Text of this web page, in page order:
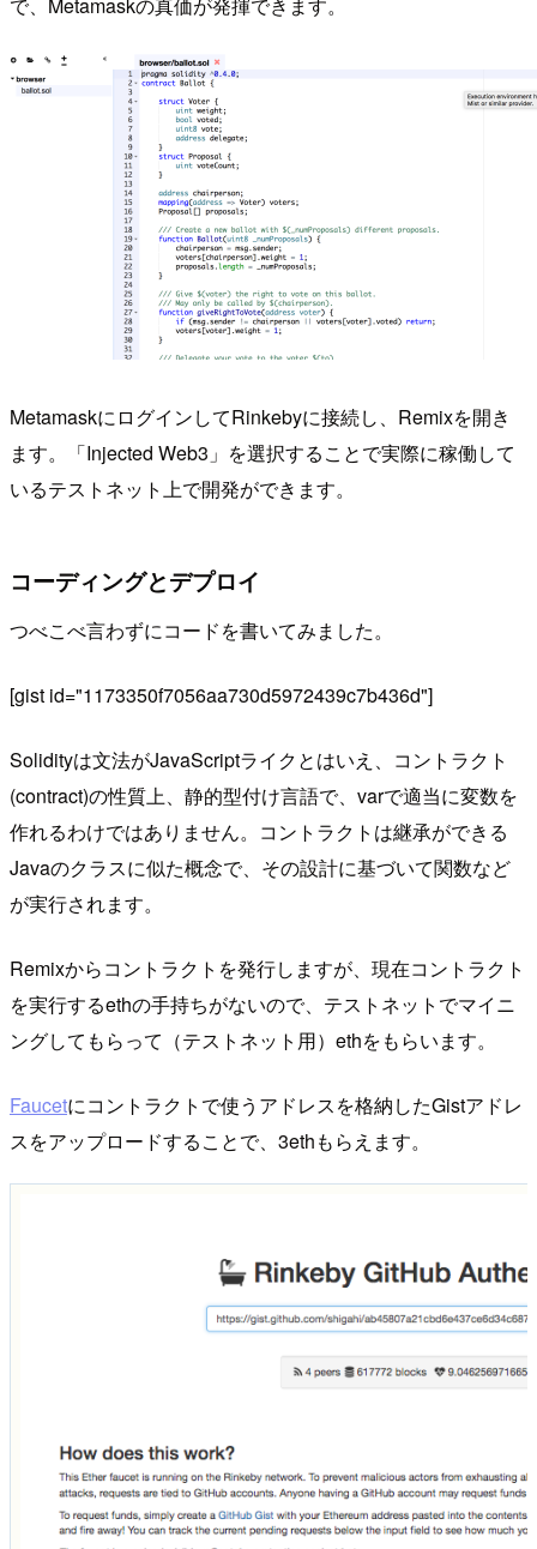
MetamaskにログインしてRinkebyに接続し、Remixを開き
ます。「Injected Web3」を選択することで実際に稼働して
いるテストネット上で開発ができます。
コーディングとデプロイ
つべこべ言わずにコードを書いてみました。
[gist id="1173350f7056aa730d5972439c7b436d"]
Solidityは文法がJavaScriptライクとはいえ、コントラクト
(contract)の性質上、静的型付け言語で、varで適当に変数を
作れるわけではありません。コントラクトは継承ができる
Javaのクラスに似た概念で、その設計に基づいて関数など
が実行されます。
Remixからコントラクトを発行しますが、現在コントラクト
を実行するethの手持ちがないので、テストネットでマイニ
ングしてもらって（テストネット用）ethをもらいます。
Faucetにコントラクトで使うアドレスを格納したGistアドレ
スをアップロードすることで、3ethもらえます。